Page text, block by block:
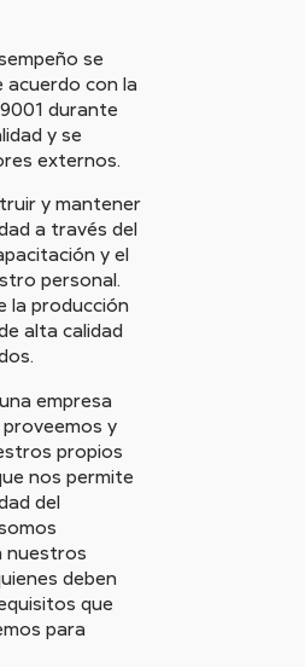
se
acuerdo con la
durante
y se
externos.
y mantener
a través del
y el
personal.
la producción
alta calidad
empresa
y
propios
nos permite
del
nuestros
deben
que
para